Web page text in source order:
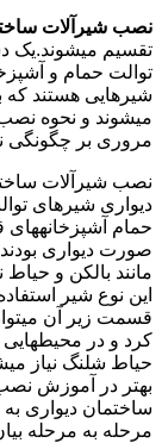
نصب شیرآلات
تقسیم میشوند.یک
توالت حمام و
شیرهایی هستند
میشوند و نحوه نصب
مروری بر چگونگی
نصب شیرآلات
دیواری شیرهای
حمام آشپزخانههای
صورت دیواری
مانند بالکن و حیاط
این نوع شیر
قسمت زیر آن
کرد و در محیطهایی
حیاط شلنگ نیاز
بهتر در آموزش
ساختمان دیواری
مرحله به مرحله